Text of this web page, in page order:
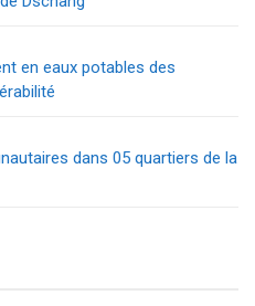
en eaux potables des
dans 05 quartiers de la